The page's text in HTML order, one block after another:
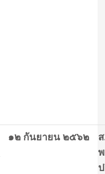
๑๒ กันยายน ๒๕๖๒